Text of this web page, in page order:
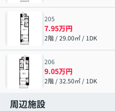
205
7.95万円
2階 / 29.00㎡ / 1DK
206
9.05万円
2階 / 32.50㎡ / 1DK
周辺施設